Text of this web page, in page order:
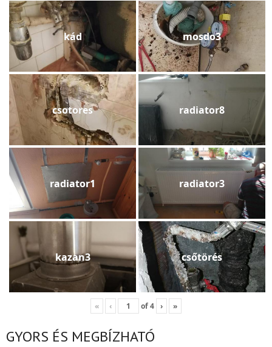
kád mosdo3
csotores radiator8
radiator1 radiator3
kazan3 csőtörés
« ‹ of4 › »
GYORS ÉS MEGBÍZHATÓ